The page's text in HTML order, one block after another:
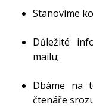
Stanovíme
Důležité
mailu;
Dbáme na
čtenáře